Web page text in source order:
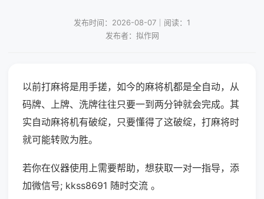
发布时间：2026-08-07｜阅读：1
发布者：拟作网
以前打麻将是用手搓，如今的麻将机都是全自动，从
码牌、上牌、洗牌往往只要一到两分钟就会完成。其
实自动麻将机有破绽，只要懂得了这破绽，打麻将时
就可能转败为胜。
若你在仪器使用上需要帮助，想获取一对一指导，添
加微信号; kkss8691 随时交流 。